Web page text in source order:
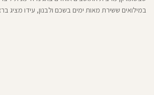
במילואים ששירת מאות ימים בשכם ולבנון, עידו מציג